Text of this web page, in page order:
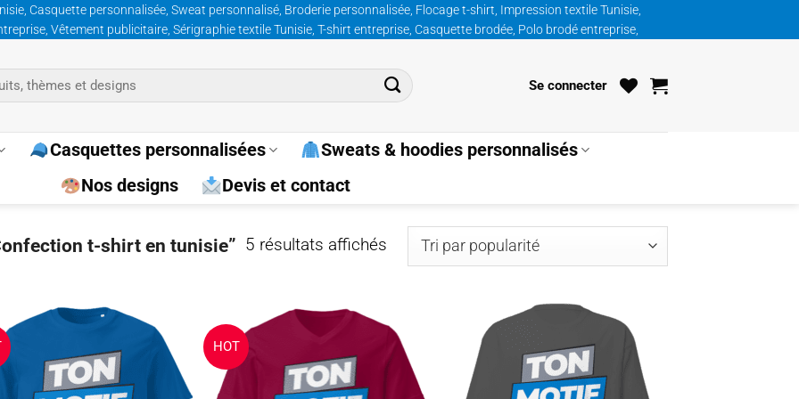
Casquette personnalisée, Sweat personnalisé, Broderie personnalisée, Flocage t-shirt, Impression textile Tunisie,
Vêtement publicitaire, Sérigraphie textile Tunisie, T-shirt entreprise, Casquette brodée, Polo brodé entreprise,
Se connecter
Casquettes personnalisées
Sweats & hoodies personnalisés
Nos designs
Devis et contact
t-shirt en tunisie” 5 résultats affichésTrié
par
Ajouter
HOT
Ajouter
wishlist
Ajouter
à la
wishlist